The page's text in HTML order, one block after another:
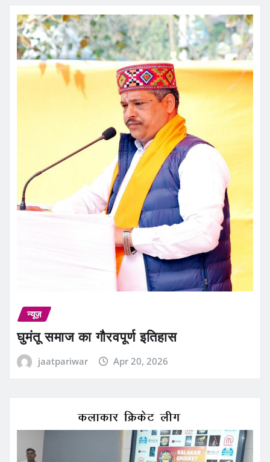
न्यूज़
घुमंतू समाज का गौरवपूर्ण इतिहास
jaatpariwar Apr 20, 2026